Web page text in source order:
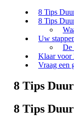
8 Tips
8 Tips
Uw
De
Klaar voor
Vraag een
8 Tips
8 Tips